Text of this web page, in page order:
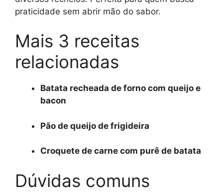
praticidade sem abrir mão do sabor.
Mais 3 receitas
relacionadas
Batata recheada de forno com queijo e
bacon
Pão de queijo de frigideira
Croquete de carne com purê de batata
Dúvidas comuns